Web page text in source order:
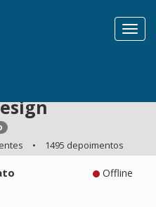
• 1495 depoimentos
Offline